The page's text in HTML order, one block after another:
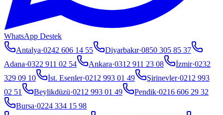
WhatsApp Destek
Antalya·0242 606 14 55 Diyarbakır·0850 305 85 37
Adana·0322 911 02 54 Ankara·0312 911 23 08 İzmir·0232
329 09 10
İst. Esenler·0212 993 01 49 Şirinevler·0212 993
02 51
Beylikdüzü·0212 993 01 49 Pendik·0216 606 29 32
Bursa·0224 334 15 98